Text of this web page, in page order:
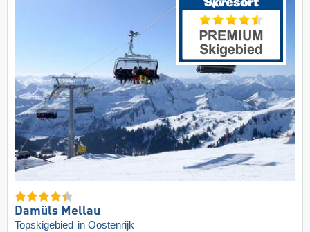
Damüls Mellau
Topskigebied in Oostenrijk